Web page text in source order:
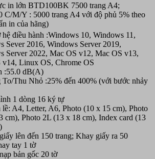
in lớn BTD100BK 7500 trang A4;
C/M/Y : 5000 trang A4 với độ phủ 5% theo
in của hãng)
điều hành :Windows 10, Windows 11,
Sever 2016, Windows Server 2019,
Server 2022, Mac OS v12, Mac OS v13,
v14, Linux OS, Chrome OS
:55.0 dB(A)
To/Thu Nhỏ :25% đến 400% (với bước nhảy
1 dòng 16 ký tự
lề: A4, Letter, A6, Photo (10 x 15 cm), Photo
cm), Photo 2L (13 x 18 cm), Index card (13
lên đến 150 trang; Khay giấy ra 50
tay 1 tờ
bản gốc 20 tờ